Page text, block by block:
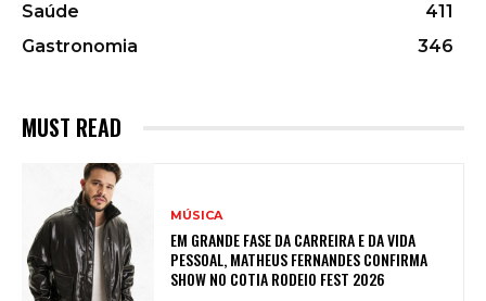
Saúde
411
Gastronomia
346
MUST READ
MÚSICA
EM GRANDE FASE DA CARREIRA E DA VIDA
PESSOAL, MATHEUS FERNANDES CONFIRMA
SHOW NO COTIA RODEIO FEST 2026